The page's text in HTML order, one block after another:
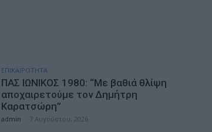
ΕΠΙΚΑΙΡΟΤΗΤΑ
ΠΑΣ ΙΩΝΙΚΟΣ 1980: “Mε βαθιά θλίψη
αποχαιρετούμε τον Δημήτρη
Καρατσώρη”
admin 7 Αυγούστου, 2026